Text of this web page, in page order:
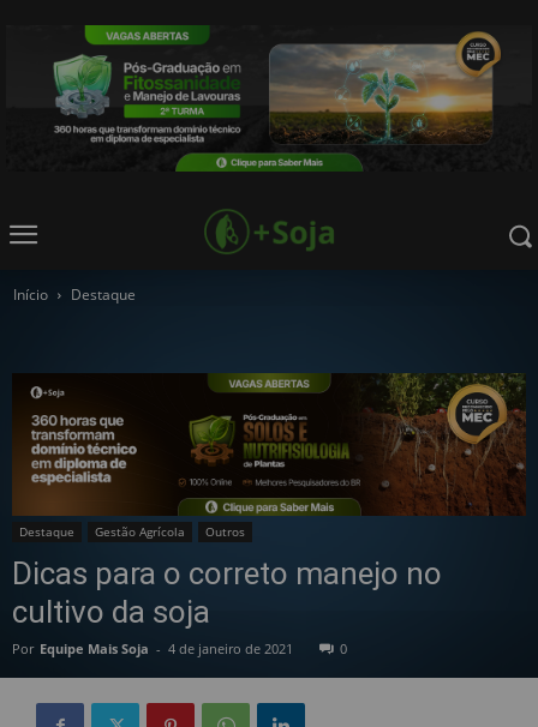
Início Destaque
Destaque Gestão Agrícola Outros
Dicas para o correto manejo no
cultivo da soja
Por Equipe Mais Soja - 4 de janeiro de 2021 0